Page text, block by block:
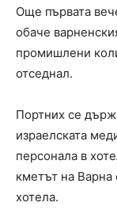
Още първата
обаче
промишлени
отседнал.
Портних се
израелската
персонала в
кметът на Варна
хотела.